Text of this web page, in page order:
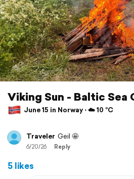
Viking Sun - Baltic Sea
June 15 in Norway ⋅ ☁️ 10 °C
Traveler Geil 🤩
6/20/26 Reply
5 likes